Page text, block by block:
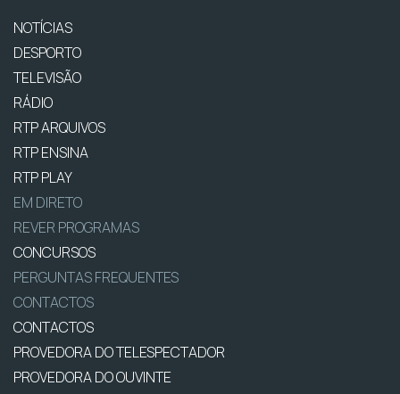
NOTÍCIAS
DESPORTO
TELEVISÃO
RÁDIO
RTP ARQUIVOS
RTP ENSINA
RTP PLAY
EM DIRETO
REVER PROGRAMAS
CONCURSOS
PERGUNTAS FREQUENTES
CONTACTOS
CONTACTOS
PROVEDORA DO TELESPECTADOR
PROVEDORA DO OUVINTE